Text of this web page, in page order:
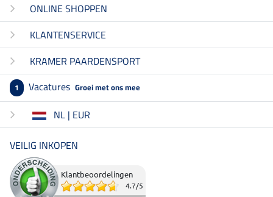
ONLINE SHOPPEN
KLANTENSERVICE
KRAMER PAARDENSPORT
1 Vacatures Groei met ons mee
NL | EUR
VEILIG INKOPEN
Klantbeoordelingen
4.7/5